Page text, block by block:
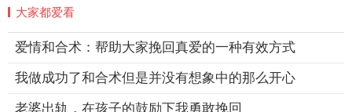
大家都爱看
爱情和合术：帮助大家挽回真爱的一种有效方式
我做成功了和合术但是并没有想象中的那么开心
老婆出轨，在孩子的鼓励下我勇敢挽回